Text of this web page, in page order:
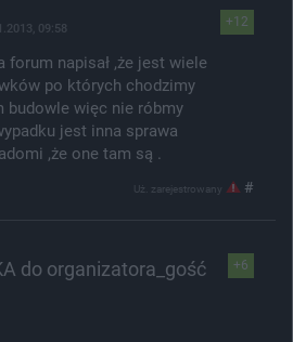
+12
09:58
forum napisał ,że jest wiele
po których chodzimy
budowle więc nie róbmy
jest inna sprawa
,że one tam są .
Uż. zarejestrowany #
+6
do organizatora_gość